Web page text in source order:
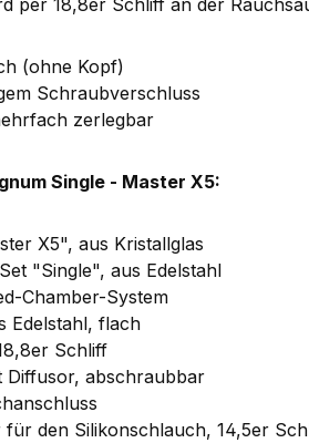
per 18,8er Schliff an der
(ohne Kopf)
Schraubverschluss
zerlegbar
Single - Master X5:
X5", aus Kristallglas
"Single", aus Edelstahl
Chamber-System
Edelstahl, flach
Schliff
Diffusor, abschraubbar
für den Silikonschlauch, 14,5er